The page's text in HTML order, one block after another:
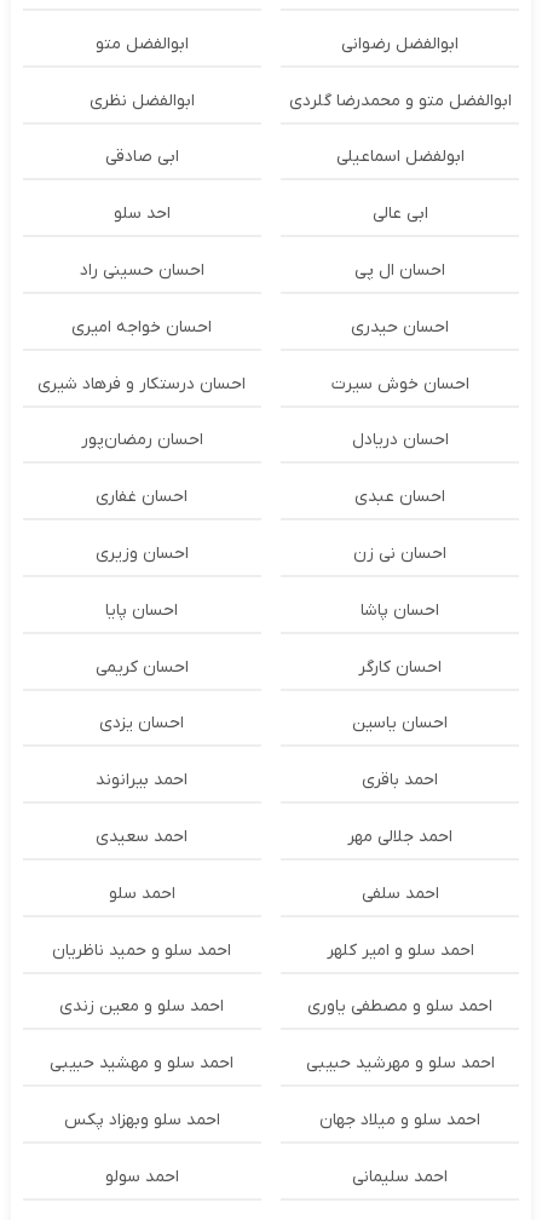
ابوالفضل رضوانی ابوالفضل متو
ابوالفضل متو و محمدرضا گلردی ابوالفضل نظری
ابولفضل اسماعیلی ابی صادقی
ابی عالی احد سلو
احسان ال پی احسان حسینی راد
احسان حیدری احسان خواجه امیری
احسان خوش سیرت احسان درستكار و فرهاد شيرى
احسان دریادل احسان رمضان‌پور
احسان عبدی احسان غفاری
احسان نی زن احسان وزیری
احسان پاشا احسان پایا
احسان کارگر احسان کریمی
احسان یاسین احسان یزدی
احمد باقری احمد بیرانوند
احمد جلالی مهر احمد سعیدی
احمد سلفی احمد سلو
احمد سلو و امیر کلهر احمد سلو و حمید ناظریان
احمد سلو و مصطفی یاوری احمد سلو و معین زندی
احمد سلو و مهرشید حبیبی احمد سلو و مهشید حبیبی
احمد سلو و میلاد جهان احمد سلو وبهزاد پکس
احمد سلیمانی احمد سولو